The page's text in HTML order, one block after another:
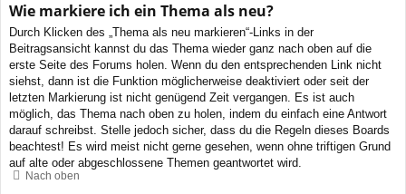
Wie markiere ich ein Thema als neu?
Durch Klicken des „Thema als neu markieren“-Links in der
Beitragsansicht kannst du das Thema wieder ganz nach oben auf die
erste Seite des Forums holen. Wenn du den entsprechenden Link nicht
siehst, dann ist die Funktion möglicherweise deaktiviert oder seit der
letzten Markierung ist nicht genügend Zeit vergangen. Es ist auch
möglich, das Thema nach oben zu holen, indem du einfach eine Antwort
darauf schreibst. Stelle jedoch sicher, dass du die Regeln dieses Boards
beachtest! Es wird meist nicht gerne gesehen, wenn ohne triftigen Grund
auf alte oder abgeschlossene Themen geantwortet wird.
Nach oben